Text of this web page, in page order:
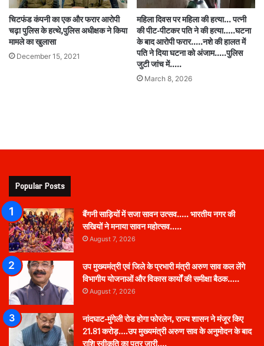
चिटफंड कंपनी का एक और फरार आरोपी
चढ़ा पुलिस के हत्थे,पुलिस अधीक्षक ने किया
मामले का खुलासा
December 15, 2021
महिला दिवस पर महिला की हत्या… पत्नी
की पीट-पीटकर पति ने की हत्या…..घटना
के बाद आरोपी फरार…..नशे की हालत में
पति ने दिया घटना को अंजाम…..पुलिस
जुटी जांच में…..
March 8, 2026
Popular Posts
बैंगनी साड़ियों में सजा सावन उत्सव….. भारतीय नगर की
सखियों ने मनाया सावन महोत्सव…..
August 7, 2026
उप मुख्यमंत्री एवं जिले के प्रभारी मंत्री अरुण साव कल लेंगे
विभागीय योजनाओं और विकास कार्यों की समीक्षा बैठक…..
August 7, 2026
नांदघाट-मुंगेली रोड होगा फोरलेन, राज्य शासन ने मंजूर किए
21.81 करोड़….उप मुख्यमंत्री अरुण साव के अनुमोदन के बाद
राशि स्वीकृति का पत्र जारी….